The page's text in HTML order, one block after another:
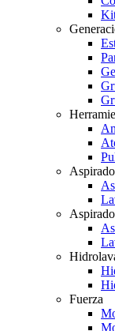
Fuerza